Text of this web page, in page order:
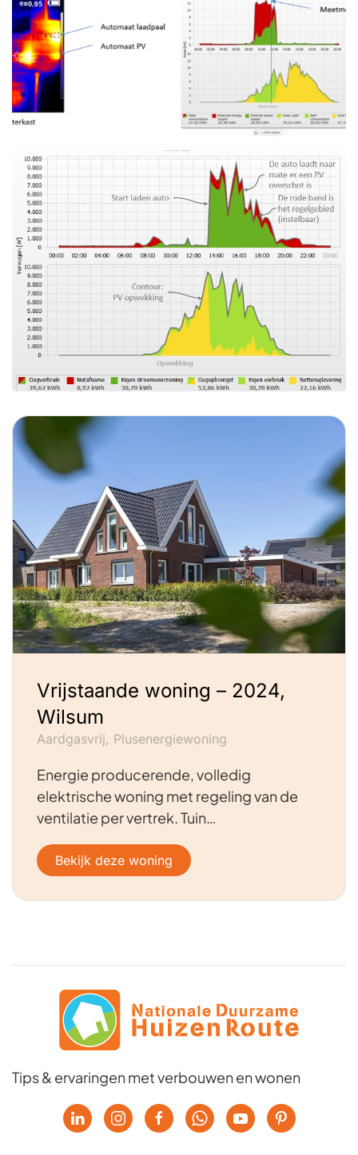
Foto bekijken
Foto bekijken
Vrijstaande woning – 2024,
Wilsum
Aardgasvrij, Plusenergiewoning
Energie producerende, volledig
elektrische woning met regeling van de
ventilatie per vertrek. Tuin…
Bekijk deze woning
Tips & ervaringen met verbouwen en wonen